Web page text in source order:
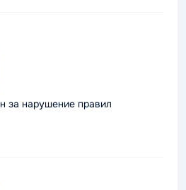
за нарушение правил